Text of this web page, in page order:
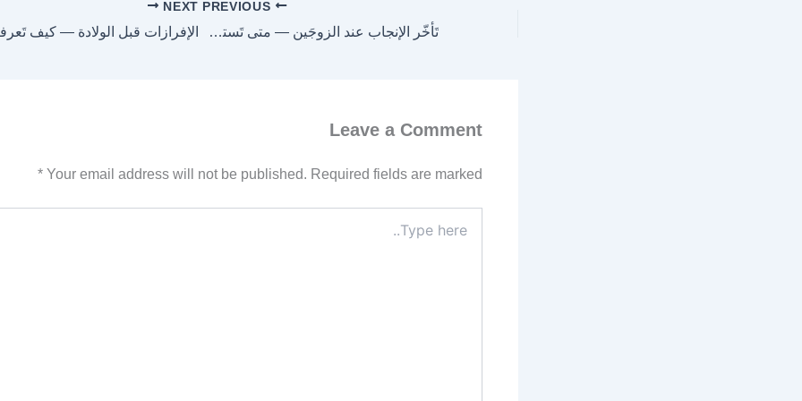
تَأخّر الإنجاب عند الزوجَين — متى تَستشيرين؟
NEXT
Leave a Comment
Your email address will not be published. Required fields are marked
*
here..